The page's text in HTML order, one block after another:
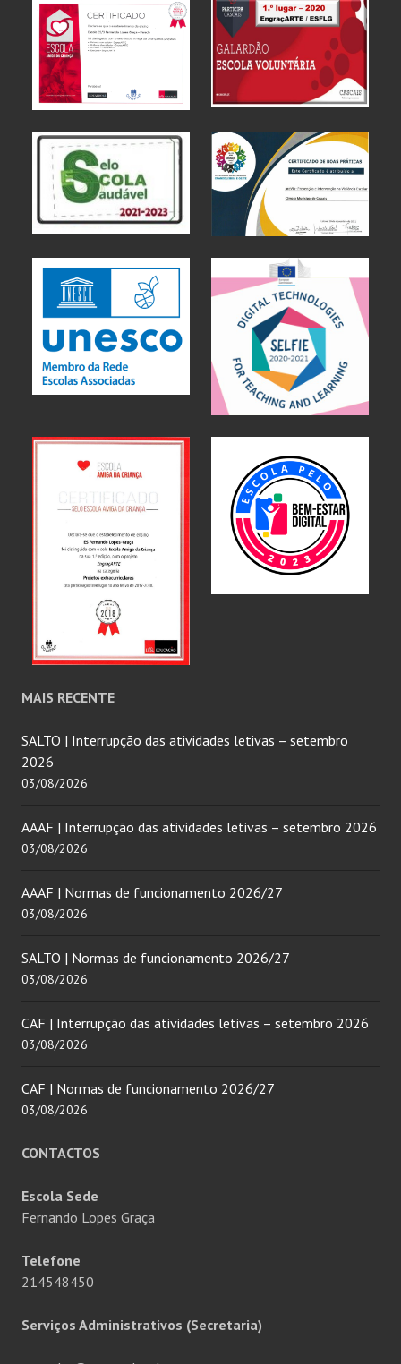
MAIS RECENTE
SALTO | Interrupção das atividades letivas – setembro
2026
03/08/2026
AAAF | Interrupção das atividades letivas – setembro 2026
03/08/2026
AAAF | Normas de funcionamento 2026/27
03/08/2026
SALTO | Normas de funcionamento 2026/27
03/08/2026
CAF | Interrupção das atividades letivas – setembro 2026
03/08/2026
CAF | Normas de funcionamento 2026/27
03/08/2026
CONTACTOS
Escola Sede
Fernando Lopes Graça
Telefone
214548450
Serviços Administrativos (Secretaria)